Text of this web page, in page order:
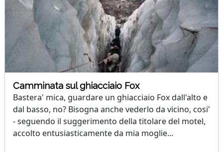
Camminata sul ghiacciaio Fox
Bastera' mica, guardare un ghiacciaio Fox dall'alto e
dal basso, no? Bisogna anche vederlo da vicino, cosi'
- seguendo il suggerimento della titolare del motel,
accolto entusiasticamente da mia moglie...